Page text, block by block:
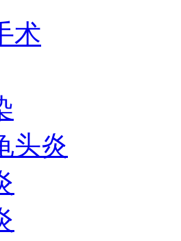
术
头炎